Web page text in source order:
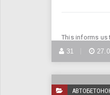
This informs us
need to diligently
31